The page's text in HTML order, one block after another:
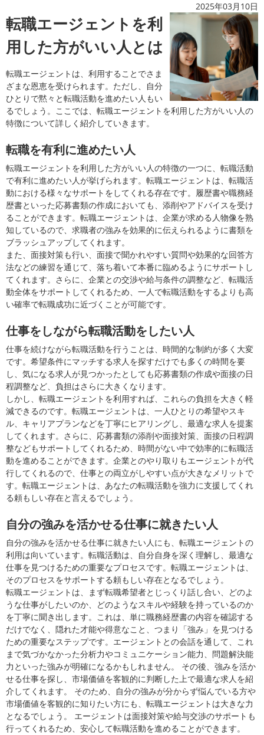
2025年03月10日
転職エージェントを利
用した方がいい人とは
転職エージェントは、利用することでさま
ざまな恩恵を受けられます。ただし、自分
ひとりで黙々と転職活動を進めたい人もい
るでしょう。ここでは、転職エージェントを利用した方がいい人の
特徴について詳しく紹介していきます。
転職を有利に進めたい人
転職エージェントを利用した方がいい人の特徴の一つに、転職活動
で有利に進めたい人が挙げられます。転職エージェントは、転職活
動における様々なサポートをしてくれる存在です。履歴書や職務経
歴書といった応募書類の作成においても、添削やアドバイスを受け
ることができます。転職エージェントは、企業が求める人物像を熟
知しているので、求職者の強みを効果的に伝えられるように書類を
ブラッシュアップしてくれます。
また、面接対策も行い、面接で聞かれやすい質問や効果的な回答方
法などの練習を通じて、落ち着いて本番に臨めるようにサポートし
てくれます。さらに、企業との交渉や給与条件の調整など、転職活
動全体をサポートしてくれるため、一人で転職活動をするよりも高
い確率で転職成功に近づくことが可能です。
仕事をしながら転職活動をしたい人
仕事を続けながら転職活動を行うことは、時間的な制約が多く大変
です。希望条件にマッチする求人を探すだけでも多くの時間を要
し、気になる求人が見つかったとしても応募書類の作成や面接の日
程調整など、負担はさらに大きくなります。
しかし、転職エージェントを利用すれば、これらの負担を大きく軽
減できるのです。転職エージェントは、一人ひとりの希望やスキ
ル、キャリアプランなどを丁寧にヒアリングし、最適な求人を提案
してくれます。さらに、応募書類の添削や面接対策、面接の日程調
整などもサポートしてくれるため、時間がない中で効率的に転職活
動を進めることができます。企業とのやり取りもエージェントが代
行してくれるので、仕事との両立がしやすい点が大きなメリットで
す。転職エージェントは、あなたの転職活動を強力に支援してくれ
る頼もしい存在と言えるでしょう。
自分の強みを活かせる仕事に就きたい人
自分の強みを活かせる仕事に就きたい人にも、転職エージェントの
利用は向いています。転職活動は、自分自身を深く理解し、最適な
仕事を見つけるための重要なプロセスです。転職エージェントは、
そのプロセスをサポートする頼もしい存在となるでしょう。
転職エージェントは、まず転職希望者とじっくり話し合い、どのよ
うな仕事がしたいのか、どのようなスキルや経験を持っているのか
を丁寧に聞き出します。これは、単に職務経歴書の内容を確認する
だけでなく、隠れた才能や得意なこと、つまり「強み」を見つける
ための重要なステップです。エージェントとの会話を通して、これ
まで気づかなかった分析力やコミュニケーション能力、問題解決能
力といった強みが明確になるかもしれません。 その後、強みを活か
せる仕事を探し、市場価値を客観的に判断した上で最適な求人を紹
介してくれます。 そのため、自分の強みが分からず悩んでいる方や
市場価値を客観的に知りたい方にも、転職エージェントは大きな力
となるでしょう。 エージェントは面接対策や給与交渉のサポートも
行ってくれるため、安心して転職活動を進めることができます。